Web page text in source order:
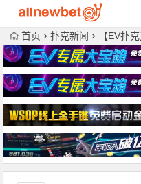
首页 扑克新闻 【EV扑克】从“